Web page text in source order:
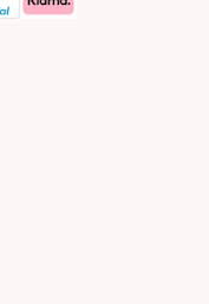
Method
Payment Method
Klarna Payment Method
Method